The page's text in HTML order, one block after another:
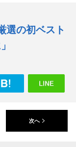
選の初ベスト
次へ